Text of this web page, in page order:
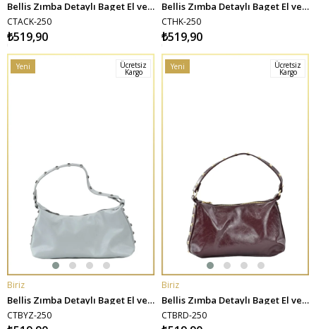
Bellis Zımba Detaylı Baget El ve Omuz Çantası - Acı Kahve
CTACK-250
₺519,90
Bellis Zımba Detaylı Baget El ve Omuz Çantası - Haki
CTHK-250
₺519,90
SEPETE EKLE
Yeni
Ücretsiz
Kargo
Biriz
Bellis Zımba Detaylı Baget El ve Omuz Çantası - Beyaz
CTBYZ-250
SEPETE EKLE
Yeni
Ücretsiz
Kargo
Biriz
Bellis Zımba Detaylı Baget El ve Omuz Çantası - Bordo
CTBRD-250